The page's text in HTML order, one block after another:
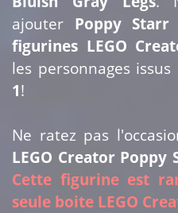
ajouter Poppy Starr
figurines LEGO
les personnages issus
1!
Ne ratez pas
LEGO Creator Poppy
Cette figurine est
seule boite LEGO